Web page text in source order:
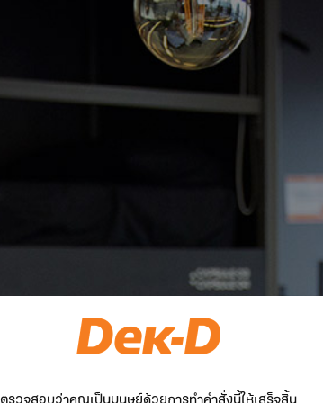
ตรวจสอบว่าคุณเป็นมนุษย์ด้วยการทำคำสั่งนี้ให้เสร็จสิ้น